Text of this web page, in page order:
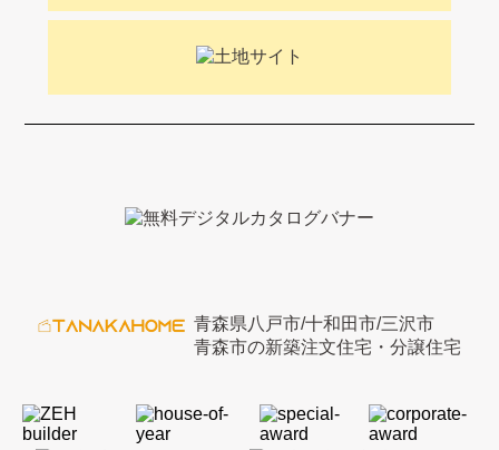
青森県八戸市/十和田市/三沢市
青森市の新築注文住宅・分譲住宅